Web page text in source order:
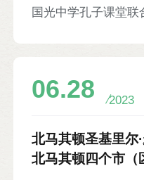
国光中学孔子课堂联
器人等现代科技体验
琛，孔院中方院长张
张伟，泰国南部14
师生等参加。
06.28 2023
北马其顿圣基里尔
北马其顿四个市（